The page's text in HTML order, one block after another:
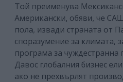
Той преименува
Американски, обяви, че
пола, извади страната от
споразумение за климата,
програма за
Давос глобалния бизнес
ако не прехвърлят